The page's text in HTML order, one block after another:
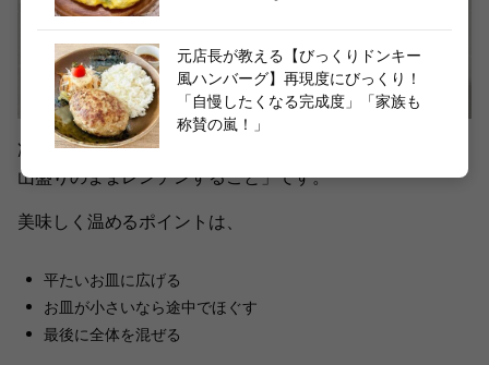
冷凍チャーハンのやってはいけない温め方は「丼に入れて
山盛りのままレンチンすること」です。
美味しく温めるポイントは、
平たいお皿に広げる
お皿が小さいなら途中でほぐす
最後に全体を混ぜる
元店長が教える【びっくりドンキー
風ハンバーグ】再現度にびっくり！
「自慢したくなる完成度」「家族も
称賛の嵐！」